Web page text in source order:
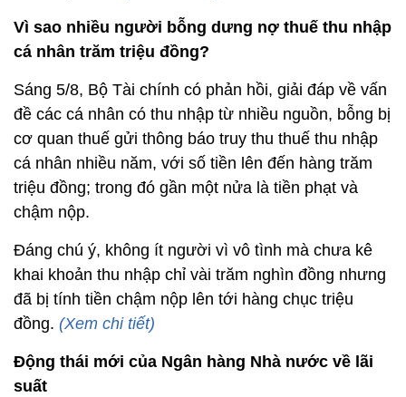
Vì sao nhiều người bỗng dưng nợ thuế thu nhập
cá nhân trăm triệu đồng?
Sáng 5/8, Bộ Tài chính có phản hồi, giải đáp về vấn
đề các cá nhân có thu nhập từ nhiều nguồn, bỗng bị
cơ quan thuế gửi thông báo truy thu thuế thu nhập
cá nhân nhiều năm, với số tiền lên đến hàng trăm
triệu đồng; trong đó gần một nửa là tiền phạt và
chậm nộp.
Đáng chú ý, không ít người vì vô tình mà chưa kê
khai khoản thu nhập chỉ vài trăm nghìn đồng nhưng
đã bị tính tiền chậm nộp lên tới hàng chục triệu
đồng. (Xem chi tiết)
Động thái mới của Ngân hàng Nhà nước về lãi
suất